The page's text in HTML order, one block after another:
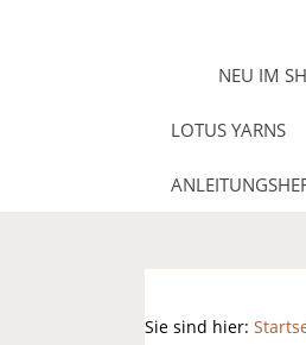
NEU IM
LOTUS YARNS
Sie sind hier: